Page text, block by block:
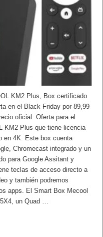
KM2 Plus, Box certificado
en el Black Friday por 89,99
oficial. Oferta para el
KM2 Plus que tiene licencia
en 4K. Este box cuenta
Chromecast integrado y un
para Google Assitant y
teclas de acceso directo a
y también podremos
apps. El Smart Box Mecool
un Quad …